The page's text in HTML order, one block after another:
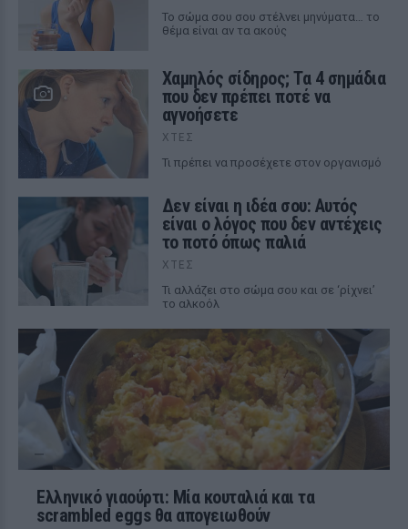
Το σώμα σου σου στέλνει μηνύματα… το
θέμα είναι αν τα ακούς
Χαμηλός σίδηρος; Τα 4 σημάδια
που δεν πρέπει ποτέ να
αγνοήσετε
ΧΤΕΣ
Τι πρέπει να προσέχετε στον οργανισμό
Δεν είναι η ιδέα σου: Αυτός
είναι ο λόγος που δεν αντέχεις
το ποτό όπως παλιά
ΧΤΕΣ
Τι αλλάζει στο σώμα σου και σε ‘ρίχνει’
το αλκοόλ
Ελληνικό γιαούρτι: Μία κουταλιά και τα
scrambled eggs θα απογειωθούν